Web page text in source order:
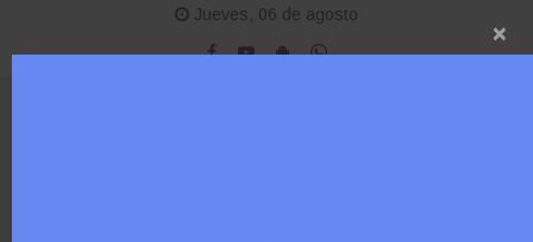
Jueves, 06 de agosto
×